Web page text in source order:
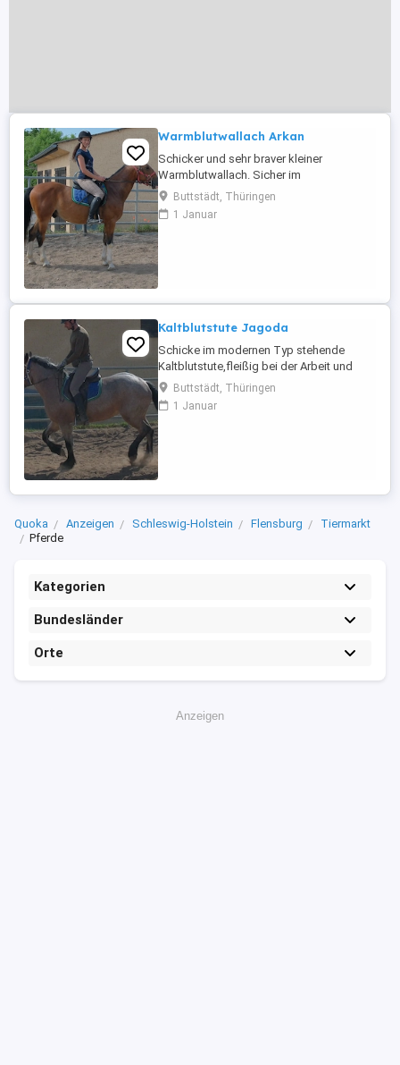
Warmblutwallach Arkan
Schicker und sehr braver kleiner
Warmblutwallach. Sicher im
Straßenverkehr, Gelände und sehr
leichtrittig. Arkan ist auch einspännig
gefahren. Optimales Hobbypferd und
Buttstädt, Thüringen
1 Januar
Kaltblutstute Jagoda
Schicke im modernen Typ stehende
Kaltblutstute,fleißig bei der Arbeit und
leichtrittig. Jagoda ist sehr gut in allen
Gangarten auf dem Platz und in der Halle
geritten. Weiterhin ist sie problemlos allein
Buttstädt, Thüringen
1 Januar
Quoka Anzeigen Schleswig-Holstein Flensburg
Tiermarkt
Pferde
Kategorien
Bundesländer
Orte
Anzeigen